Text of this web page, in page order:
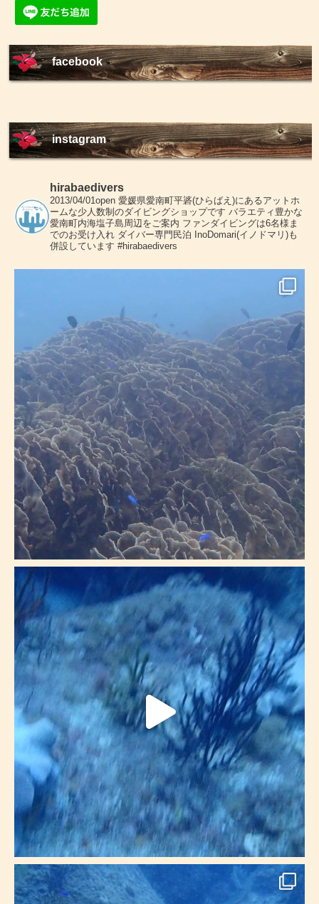
facebook
instagram
hirabaedivers
2013/04/01open 愛媛県愛南町平碆(ひらばえ)にあるアットホ
ームな少人数制のダイビングショップです バラエティ豊かな
愛南町内海塩子島周辺をご案内 ファンダイビングは6名様ま
でのお受け入れ ダイバー専門民泊 InoDomari(イノドマリ)も
併設しています #hirabaedivers